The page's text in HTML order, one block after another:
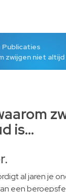
Publicaties
zwijgen niet altijd
is...
al jaren je
een